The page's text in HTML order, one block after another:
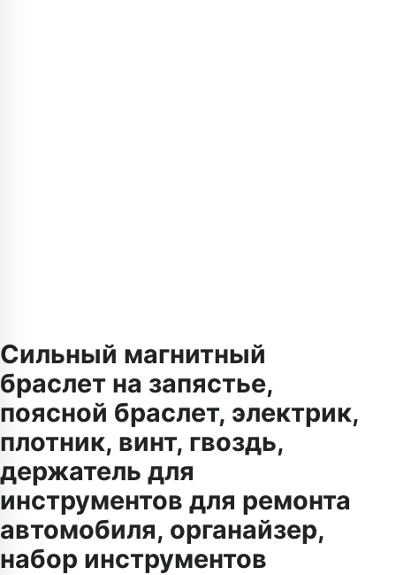
Сильный магнитный
браслет на запястье,
поясной браслет, электрик,
плотник, винт, гвоздь,
держатель для
инструментов для ремонта
автомобиля, органайзер,
набор инструментов